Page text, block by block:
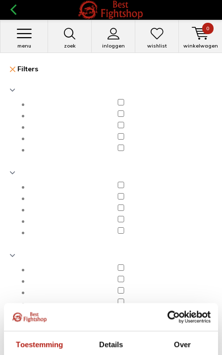
Toestemming Details Over
zoek inloggen
menu wishlist winkelwagen
0
Filters